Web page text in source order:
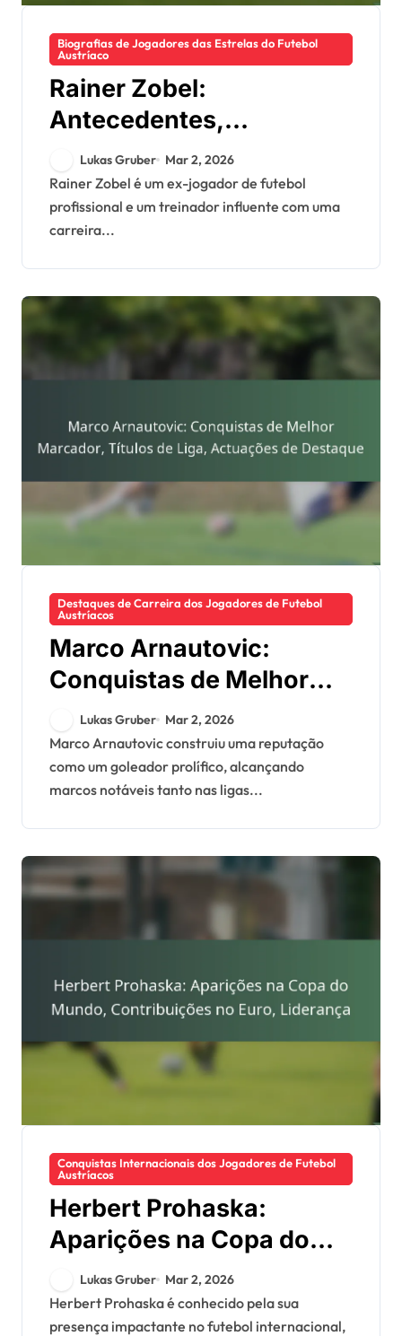
Biografias de Jogadores das Estrelas do Futebol
Austríaco
Rainer Zobel:
Antecedentes,
Cronologia da carreira,
Influência como
treinador
Lukas Gruber Mar 2, 2026
Rainer Zobel é um ex-jogador de futebol
profissional e um treinador influente com uma
carreira...
Destaques de Carreira dos Jogadores de Futebol
Austríacos
Marco Arnautovic:
Conquistas de Melhor
Marcador, Títulos de
Liga, Actuações de
Destaque
Lukas Gruber Mar 2, 2026
Marco Arnautovic construiu uma reputação
como um goleador prolífico, alcançando
marcos notáveis tanto nas ligas...
Conquistas Internacionais dos Jogadores de Futebol
Austríacos
Herbert Prohaska:
Aparições na Copa do
Mundo, Contribuições no
Euro, Liderança
Lukas Gruber Mar 2, 2026
Herbert Prohaska é conhecido pela sua
presença impactante no futebol internacional,